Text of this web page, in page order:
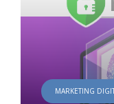
MARKETING